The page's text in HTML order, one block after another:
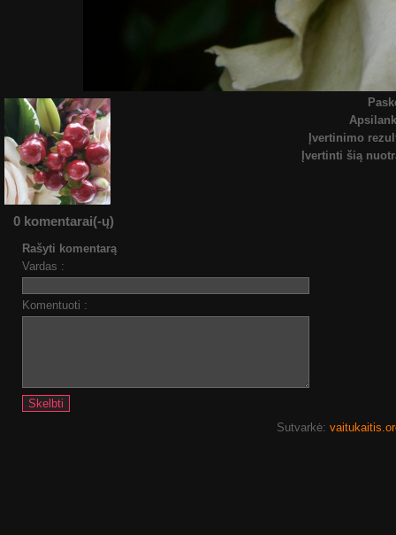
Įvertinimo
Įvertinti šią
0 komentarai(-ų)
Rašyti komentarą
Vardas :
Komentuoti :
Sutvarkė: